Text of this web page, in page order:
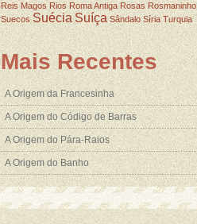
Reis Magos Rios Roma Antiga Rosas Rosmaninho
Suecos Suécia Suíça Sândalo Síria Turquia
Mais Recentes
A Origem da Francesinha
A Origem do Código de Barras
A Origem do Pára-Raios
A Origem do Banho